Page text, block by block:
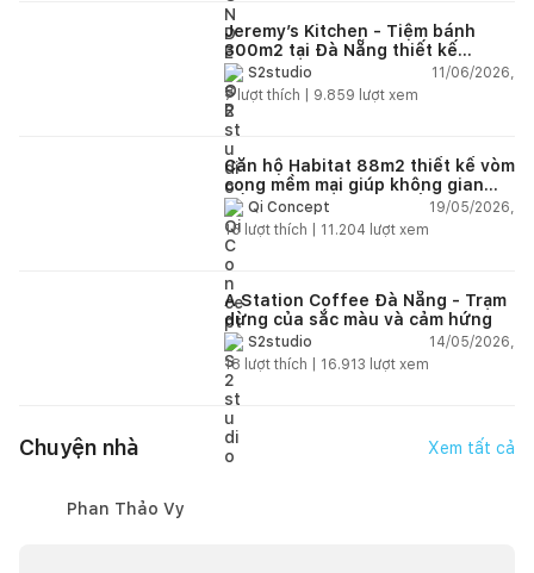
Jeremy’s Kitchen - Tiệm bánh
300m2 tại Đà Nẵng thiết kế
phong cách công nghiệp hiện đại
ngập tràn ánh sáng tự nhiên
S2studio
11/06/2026,
7lượt thích | 9.859 lượt xem
Căn hộ Habitat 88m2 thiết kế vòm
cong mềm mại giúp không gian
sống hiện đại trở nên ấm áp hơn
Qi Concept
19/05/2026,
15 lượt thích | 11.204 lượt xem
A Station Coffee Đà Nẵng - Trạm
dừng của sắc màu và cảm hứng
S2studio
14/05/2026,
18 lượt thích | 16.913 lượt xem
Chuyện nhà Xem tất cả
Phan Thảo Vy